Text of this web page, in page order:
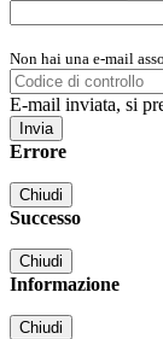
Non hai una e-mail
E-mail inviata, si
Errore
Chiudi
Successo
Chiudi
Informazione
Chiudi